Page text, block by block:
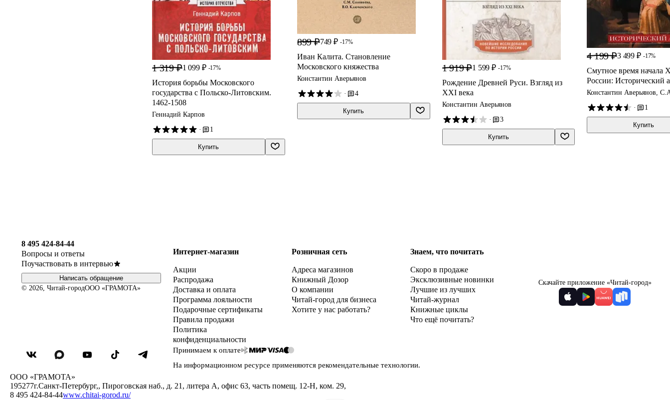
1 319 ₽1 099 ₽ -17%
История борьбы Московского
государства с Польско-Литовским.
1462-1508
Геннадий Карпов
·
1
Купить
899 ₽749 ₽ -17%
Иван Калита. Становление
Московского княжества
Константин Аверьянов
·
4
Купить
1 919 ₽1 599 ₽ -17%
Рождение Древней Руси. Взгляд из
XXI века
Константин Аверьянов
·
3
Купить
4 199 ₽3 499 ₽ -17%
Смутное время начала
России: Исторический
Константин Аверьянов,
·
1
Купить
8 495 424-84-44
Вопросы и ответы
Поучаствовать в интервью
Написать обращение
© 2026, Читай-городООО «ГРАМОТА»
Интернет-магазин
Акции
Распродажа
Доставка и оплата
Программа лояльности
Подарочные сертификаты
Правила продажи
Политика
конфиденциальности
Розничная сеть
Адреса магазинов
Книжный Дозор
О компании
Читай-город для бизнеса
Хотите у нас работать?
Знаем, что почитать
Скоро в продаже
Эксклюзивные новинки
Лучшие из лучших
Читай-журнал
Книжные циклы
Что ещё почитать?
Принимаем к оплате
На информационном ресурсе применяются рекомендательные технологии.
Скачайте приложение «Читай-город»
ООО «ГРАМОТА»
195277г.Санкт-Петербург,, Пироговская наб., д. 21, литера А, офис 63, часть помещ. 12-Н, ком. 29,
8 495 424-84-44www.chitai-gorod.ru/